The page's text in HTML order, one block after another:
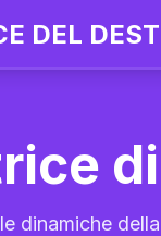
DEL
dinamiche